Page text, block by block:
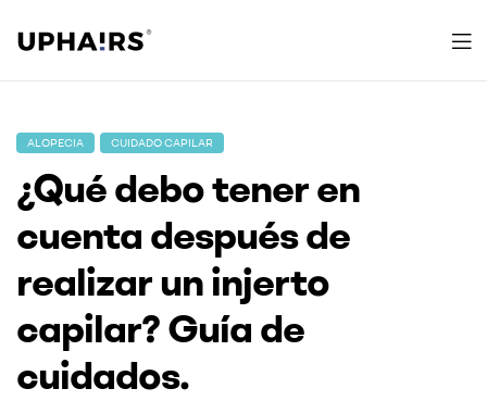
Uphairs
ALOPECIA CUIDADO CAPILAR
¿Qué debo tener en
cuenta después de
realizar un injerto
capilar? Guía de
cuidados.